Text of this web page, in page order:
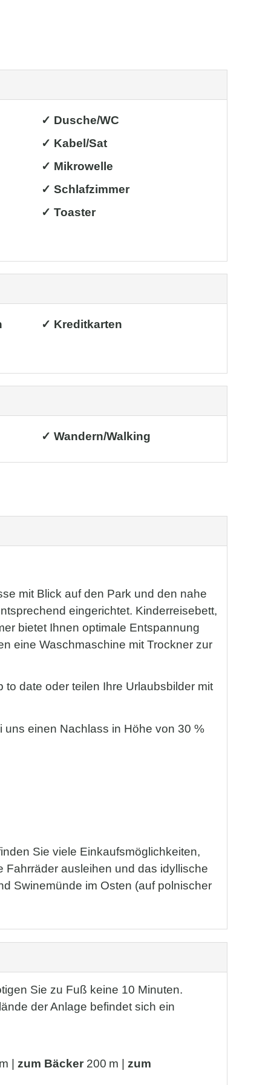
✓ Dusche/WC
✓ Kabel/Sat
✓ Mikrowelle
✓ Schlafzimmer
✓ Toaster
✓ Kreditkarten
✓ Wandern/Walking
mit Blick auf den Park und den nahe
eingerichtet. Kinderreisebett,
bietet Ihnen optimale Entspannung
eine Waschmaschine mit Trockner zur
date oder teilen Ihre Urlaubsbilder mit
uns einen Nachlass in Höhe von 30 %
Sie viele Einkaufsmöglichkeiten,
ausleihen und das idyllische
Swinemünde im Osten (auf polnischer
Sie zu Fuß keine 10 Minuten.
der Anlage befindet sich ein
| zum Bäcker 200 m | zum